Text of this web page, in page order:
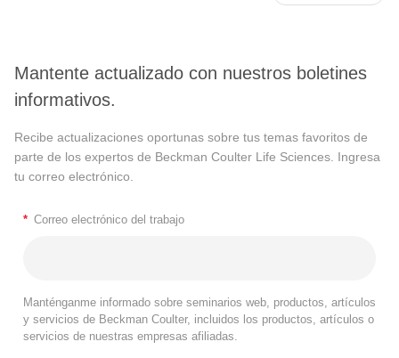
Mantente actualizado con nuestros boletines
informativos.
Recibe actualizaciones oportunas sobre tus temas favoritos de
parte de los expertos de Beckman Coulter Life Sciences. Ingresa
tu correo electrónico.
* Correo electrónico del trabajo
Manténganme informado sobre seminarios web, productos, artículos
y servicios de Beckman Coulter, incluidos los productos, artículos o
servicios de nuestras empresas afiliadas.